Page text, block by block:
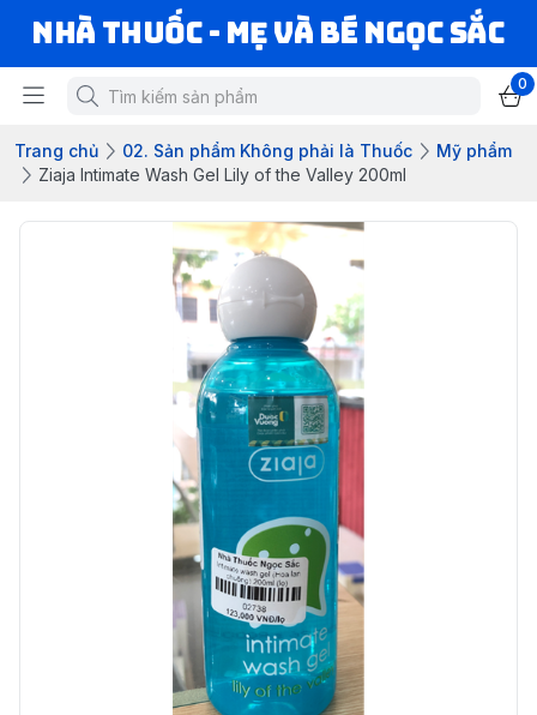
Nhà Thuốc - Mẹ và Bé Ngọc Sắc
0
Trang chủ 02. Sản phẩm Không phải là Thuốc
Mỹ phẩm
Ziaja Intimate Wash Gel Lily of the Valley 200ml